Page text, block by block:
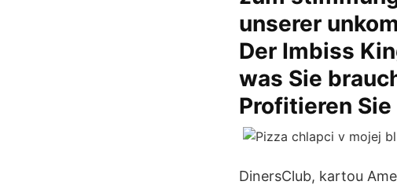
unserer
Der Imbiss
was Sie
Profitieren
DinersClub, kartou